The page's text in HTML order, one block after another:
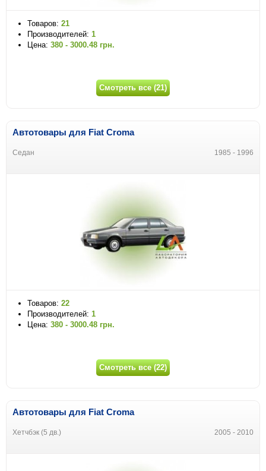
Товаров: 21
Производителей: 1
Цена: 380 - 3000.48 грн.
Смотреть все (21)
Автотовары для Fiat Croma
Седан 1985 - 1996
Товаров: 22
Производителей: 1
Цена: 380 - 3000.48 грн.
Смотреть все (22)
Автотовары для Fiat Croma
Хетчбэк (5 дв.) 2005 - 2010